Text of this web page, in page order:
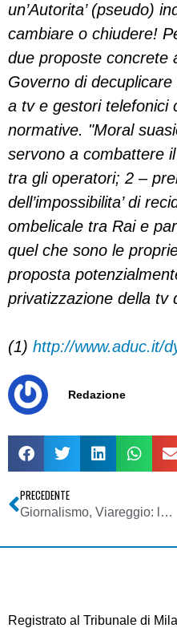
un’Autorita’ (pseudo)
cambiare o chiudere!
due proposte concrete
Governo di
a tv e gestori telefonici
normative. "Moral
servono a combattere
tra gli operatori; 2 –
dell’impossibilita’ di
ombelicale tra Rai e
quel che sono le
proposta
privatizzazione della tv
(1) http://www.aduc.it/
Redazione
PRECEDENTE
Giornalismo, Viareggio: la tragedia ha distinto i nuovi ruoli dei mezzi d’informazione
Registrato al Tribunale di